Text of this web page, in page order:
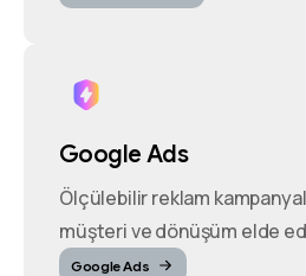
Google Ads
Ölçülebilir reklam
müşteri ve dönüşüm elde
Google Ads